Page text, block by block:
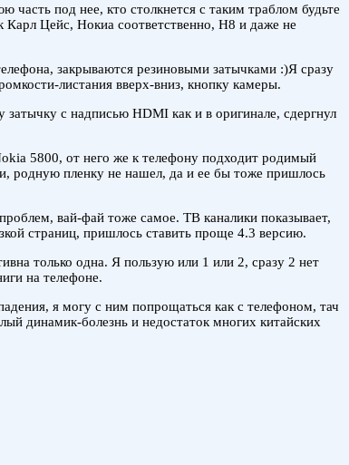
часть под нее, кто столкнется с таким траблом будьте
Цейс, Нокиа соответственно, Н8 и даже не
закрываются резиновыми затычками :)Я сразу
листания вверх-вниз, кнопку камеры.
с надписью HDMI как и в оригинале, сдергнул
5800, от него же к телефону подходит родимый
родную пленку не нашел, да и ее бы тоже пришлось
вай-фай тоже самое. ТВ каналики показывает,
страниц, пришлось ставить проще 4.3 версию.
только одна. Я пользую или 1 или 2, сразу 2 нет
на телефоне.
я могу с ним попрощаться как с телефоном, тач
динамик-болезнь и недостаток многих китайских